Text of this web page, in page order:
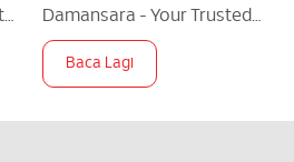
Damansara - Your Trusted
Partner In Maternity Care
Baca Lagi